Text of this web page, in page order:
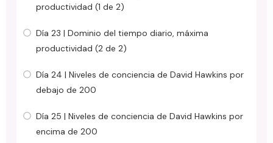
productividad (1 de 2)
Día 23 | Dominio del tiempo diario, máxima
productividad (2 de 2)
Día 24 | Niveles de conciencia de David Hawkins por
debajo de 200
Día 25 | Niveles de conciencia de David Hawkins por
encima de 200